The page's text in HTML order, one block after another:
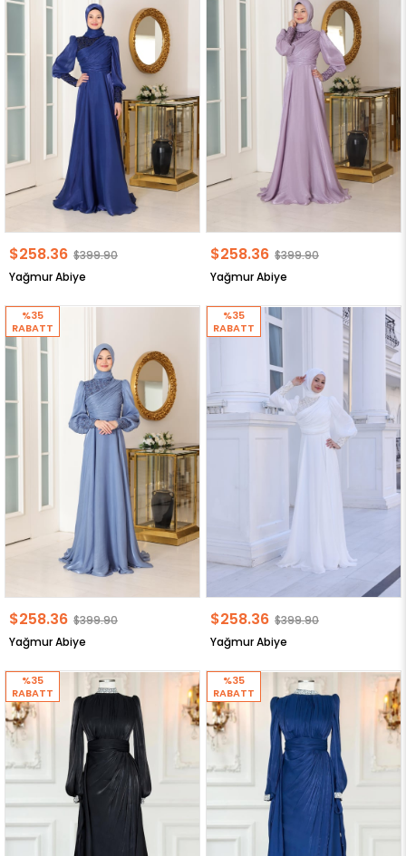
Yağmur Abiye
$258.36 $399.90
Yağmur Abiye
$258.36 $399.90
Yağmur Abiye
$258.36 $399.90
%35
RABATT
Yağmur Abiye
$258.36 $399.90
%35
RABATT
%35
RABATT
%35
RABATT